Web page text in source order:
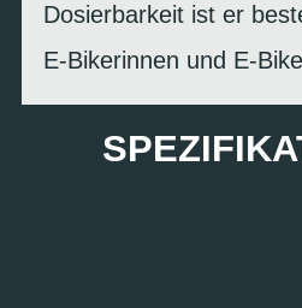
Dosierbarkeit ist er
E-Bikerinnen und E-